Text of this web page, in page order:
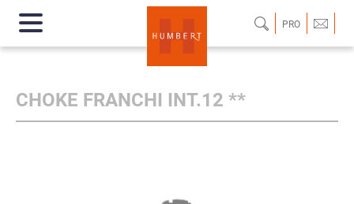
PRO
CHOKE FRANCHI INT.12 **